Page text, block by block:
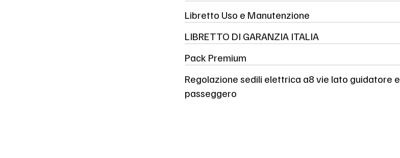
Libretto Uso e Manutenzione
LIBRETTO DI GARANZIA ITALIA
Pack Premium
Regolazione sedili elettrica a8 vie lato guidatore e
passeggero